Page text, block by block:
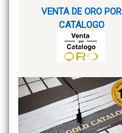
VENTA DE ORO POR
CATALOGO